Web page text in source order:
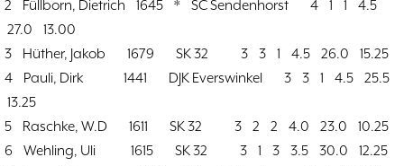
2 Füllborn, Dietrich 1645 * SC Sendenhorst 4 1 1 4.5
27.0 13.00
3 Hüther, Jakob 1679 SK 32 3 3 1 4.5 26.0 15.25
4 Pauli, Dirk 1441 DJK Everswinkel 3 3 1 4.5 25.5
13.25
5 Raschke, W.D 1611 SK 32 3 2 2 4.0 23.0 10.25
6 Wehling, Uli 1615 SK 32 3 1 3 3.5 30.0 12.25